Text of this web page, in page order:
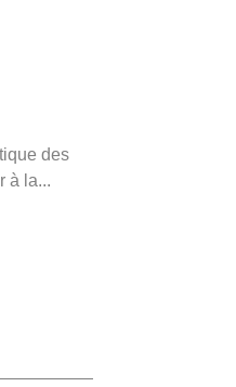
des
à la...